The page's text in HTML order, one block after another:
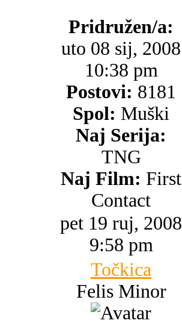
Pridružen/a:
uto 08 sij, 2008
10:38 pm
Postovi: 8181
Spol: Muški
Naj Serija:
TNG
Naj Film: First
Contact
pet 19 ruj, 2008
9:58 pm
Točkica
Felis Minor